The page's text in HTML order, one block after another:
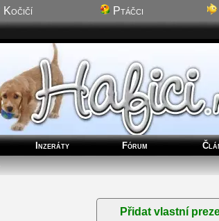
Kočičí Ptáčci
Inzeráty Fórum